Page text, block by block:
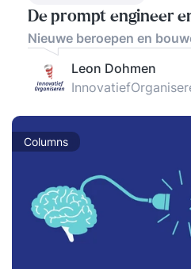
De prompt engineer
Nieuwe beroepen en
Leon Dohmen
Columns